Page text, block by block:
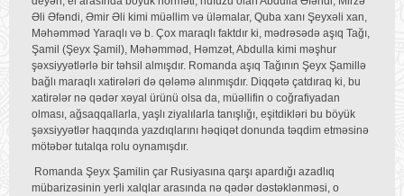
Əli Əfəndi, Əmir Əli kimi müəllim və üləmalar, Quba xanı Şeyxəli xan,
Məhəmməd Yaraqlı və b. Çox maraqlı faktdır ki, mədrəsədə aşıq Tağı,
Şamil (Şeyx Şamil), Məhəmməd, Həmzət, Abdulla kimi məşhur
şəxsiyyətlərlə bir təhsil almışdır. Romanda aşıq Tağının Şeyx Şamillə
bağlı maraqlı xatirələri də qələmə alınmışdır. Diqqətə çatdıraq ki, bu
xatirələr nə qədər xəyal ürünü olsa da, müəllifin o coğrafiyadan
olması, ağsaqqallarla, yaşlı ziyalılarla tanışlığı, eşitdikləri bu böyük
şəxsiyyətlər haqqında yazdıqlarını həqiqət donunda təqdim etməsinə
mötəbər tutalqa rolu oynamışdır.
Romanda Şeyx Şamilin çar Rusiyasına qarşı apardığı azadlıq
mübarizəsinin yerli xalqlar arasında nə qədər dəstəklənməsi, o